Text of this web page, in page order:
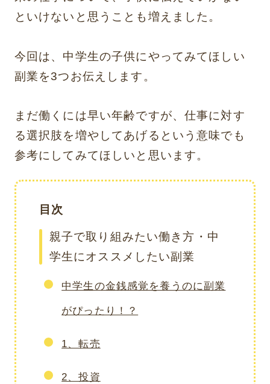
といけないと思うことも増えました。
今回は、中学生の子供にやってみてほしい
副業を3つお伝えします。
まだ働くには早い年齢ですが、仕事に対す
る選択肢を増やしてあげるという意味でも
参考にしてみてほしいと思います。
目次
親子で取り組みたい働き方・中
学生にオススメしたい副業
中学生の金銭感覚を養うのに副業
がぴったり！？
1、転売
2、投資